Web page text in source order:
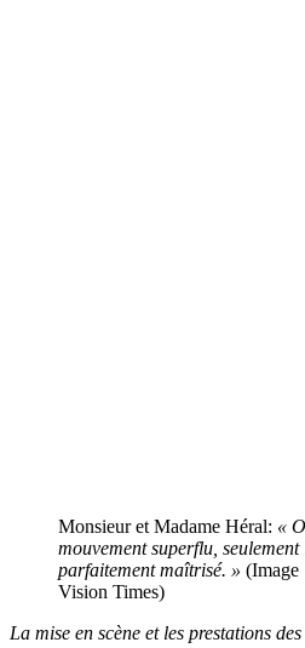
Monsieur et Madame Héral: «
mouvement superflu, seulement
parfaitement maîtrisé. » (Image
Vision Times)
La mise en scène et les prestations